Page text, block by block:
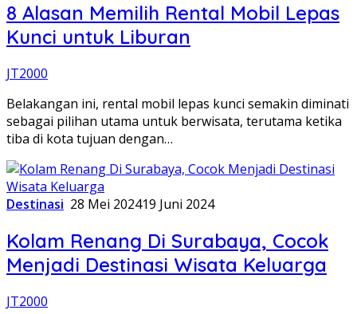
8 Alasan Memilih Rental Mobil Lepas
Kunci untuk Liburan
JT2000
Belakangan ini, rental mobil lepas kunci semakin diminati
sebagai pilihan utama untuk berwisata, terutama ketika
tiba di kota tujuan dengan…
Destinasi 28 Mei 202419 Juni 2024
Kolam Renang Di Surabaya, Cocok
Menjadi Destinasi Wisata Keluarga
JT2000